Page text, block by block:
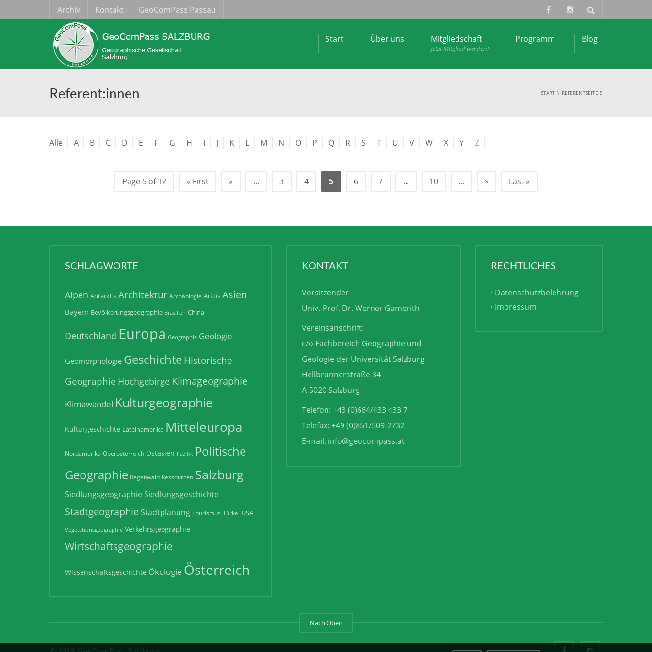
Archiv Kontakt GeoComPass Passau
Start Über uns Mitgliedschaft
Jetzt Mitglied werden!
Programm Blog
Referent:innen START REFERENTSEITE 5
Alle A B C D E F G H I J K L M N O P Q R S T U V W X Y Z
Page 5 of 12 « First « ... 3 4 5 6 7 ... 10 ... » Last »
SCHLAGWORTE
Alpen Antarktis Architektur Archäologie Arktis Asien
Bayern Bevölkerungsgeographie Brasilien China
Deutschland Europa Geographie Geologie
Geomorphologie GeschichteHistorische
Geographie Hochgebirge Klimageographie
Klimawandel Kulturgeographie
Kulturgeschichte Lateinamerika Mitteleuropa
Nordamerika Oberösterreich Ostasien Pazifik Politische
Geographie Regenwald Ressourcen Salzburg
Siedlungsgeographie Siedlungsgeschichte
Stadtgeographie Stadtplanung Tourismus Türkei USA
Vegetationsgeographie Verkehrsgeographie
Wirtschaftsgeographie
Wissenschaftsgeschichte Ökologie Österreich
KONTAKT
Vorsitzender
Univ.-Prof. Dr. Werner Gamerith
Vereinsanschrift:
c/o Fachbereich Geographie und
Geologie der Universität Salzburg
Hellbrunnerstraße 34
A-5020 Salzburg
Telefon: +43 (0)664/433 433 7
Telefax: +49 (0)851/509-2732
E-mail: info@geocompass.at
RECHTLICHES
Datenschutzbelehrung
Impressum
Nach Oben